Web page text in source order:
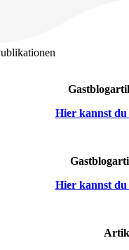
Hier kannst
Hier kannst